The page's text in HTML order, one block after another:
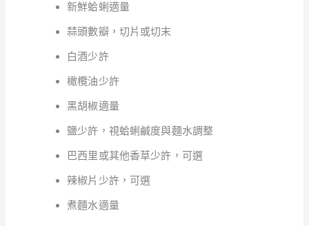
新鮮蛤蜊適量
蒜頭數瓣，切片或切末
白酒少許
橄欖油少許
黑胡椒適量
鹽少許，視蛤蜊鹹度與麵水調整
巴西里或其他香草少許，可選
辣椒片少許，可選
煮麵水適量